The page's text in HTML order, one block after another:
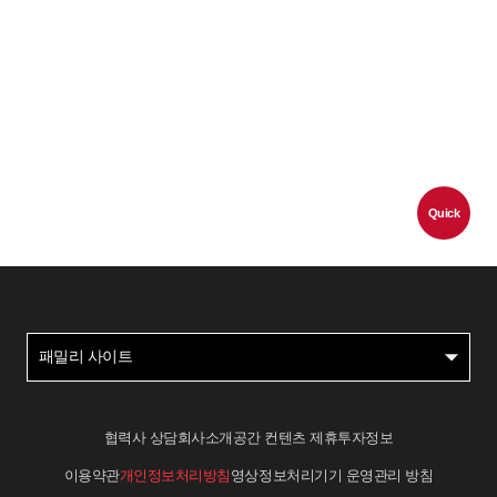
Quick
패밀리 사이트
협력사 상담회사소개 공간 컨텐츠 제휴투자정보
이용약관개인정보처리방침 영상정보처리기기 운영관리 방침